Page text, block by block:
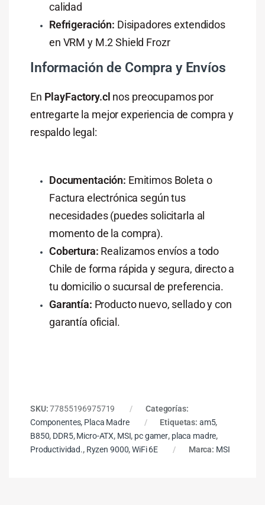
calidad
Refrigeración: Disipadores extendidos
en VRM y M.2 Shield Frozr
Información de Compra y Envíos
En PlayFactory.cl nos preocupamos por
entregarte la mejor experiencia de compra y
respaldo legal:
Documentación: Emitimos Boleta o
Factura electrónica según tus
necesidades (puedes solicitarla al
momento de la compra).
Cobertura: Realizamos envíos a todo
Chile de forma rápida y segura, directo a
tu domicilio o sucursal de preferencia.
Garantía: Producto nuevo, sellado y con
garantía oficial.
SKU:77855196975719
Categorías:
Componentes, Placa Madre Etiquetas: am5,
B850, DDR5,Micro-ATX, MSI, pc gamer, placa madre,
Productividad., Ryzen 9000,WiFi 6E Marca: MSI